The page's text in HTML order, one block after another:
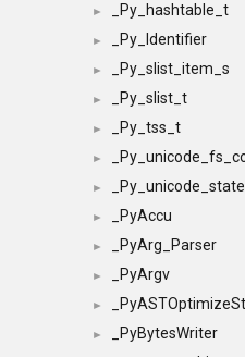
► _Py_hashtable_t
► _Py_Identifier
► _Py_slist_item_s
► _Py_slist_t
► _Py_tss_t
►
► _Py_unicode_state
► _PyAccu
► _PyArg_Parser
► _PyArgv
►
►
_PyBytesWriter